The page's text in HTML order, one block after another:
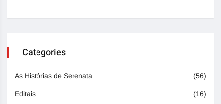
Categories
As Histórias de Serenata (56)
Editais (16)